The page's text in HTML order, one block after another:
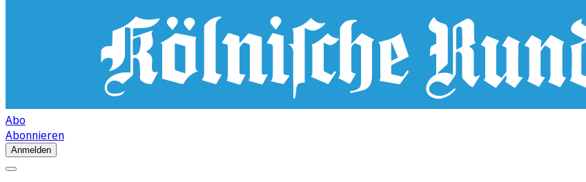
Abo
Abonnieren
Anmelden